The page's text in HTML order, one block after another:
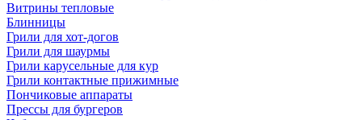
Витрины тепловые
Блинницы
Грили для хот-догов
Грили для шаурмы
Грили карусельные для кур
Грили контактные прижимные
Пончиковые аппараты
Прессы для бургеров